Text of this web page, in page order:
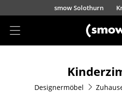
Direkt zum Inhaltsmow Solothurn
Esszimmerstühle
Designermöbel